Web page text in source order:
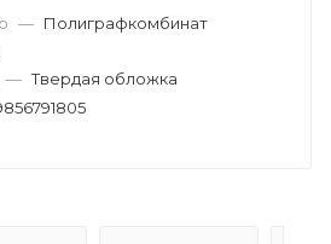
— Полиграфкомбинат
— Твердая обложка